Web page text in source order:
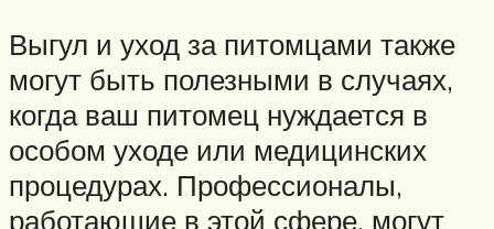
Выгул и уход за питомцами также
могут быть полезными в случаях,
когда ваш питомец нуждается в
особом уходе или медицинских
процедурах. Профессионалы,
работающие в этой сфере, могут